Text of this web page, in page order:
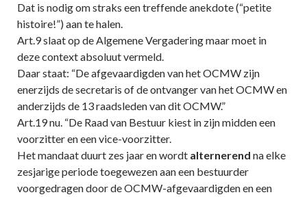
Dat is nodig om straks een treffende anekdote (“petite
histoire!”) aan te halen.
Art.9 slaat op de Algemene Vergadering maar moet in
deze context absoluut vermeld.
Daar staat: “De afgevaardigden van het OCMW zijn
enerzijds de secretaris of de ontvanger van het OCMW en
anderzijds de 13 raadsleden van dit OCMW.”
Art.19 nu. “De Raad van Bestuur kiest in zijn midden een
voorzitter en een vice-voorzitter.
Het mandaat duurt zes jaar en wordt alternerend na elke
zesjarige periode toegewezen aan een bestuurder
voorgedragen door de OCMW-afgevaardigden en een